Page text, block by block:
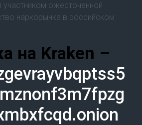
участником ожесточенной
наркорынка в российском
на Kraken –